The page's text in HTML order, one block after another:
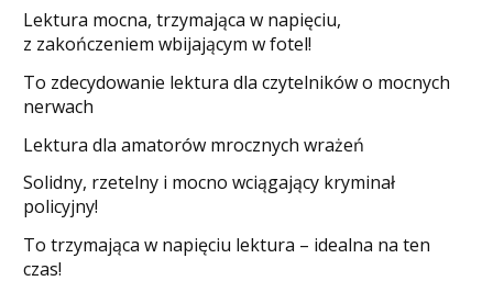
​Lektura mocna, trzymająca w napięciu,
z zakończeniem wbijającym w fotel!
​To zdecydowanie lektura dla czytelników o mocnych
nerwach
Lektura dla amatorów mrocznych wrażeń
Solidny, rzetelny i mocno wciągający kryminał
policyjny!
​To trzymająca w napięciu lektura – idealna na ten
czas!